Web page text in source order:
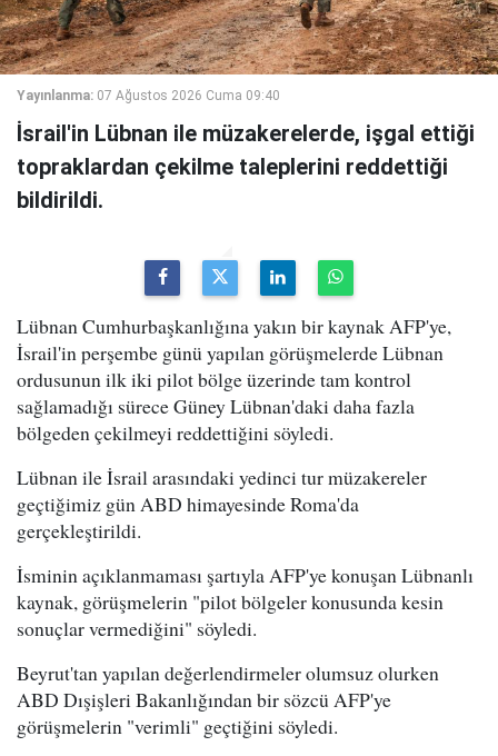
Yayınlanma: 07 Ağustos 2026 Cuma 09:40
İsrail'in Lübnan ile müzakerelerde, işgal ettiği
topraklardan çekilme taleplerini reddettiği
bildirildi.
Lübnan Cumhurbaşkanlığına yakın bir kaynak AFP'ye,
İsrail'in perşembe günü yapılan görüşmelerde Lübnan
ordusunun ilk iki pilot bölge üzerinde tam kontrol
sağlamadığı sürece Güney Lübnan'daki daha fazla
bölgeden çekilmeyi reddettiğini söyledi.
Lübnan ile İsrail arasındaki yedinci tur müzakereler
geçtiğimiz gün ABD himayesinde Roma'da
gerçekleştirildi.
İsminin açıklanmaması şartıyla AFP'ye konuşan Lübnanlı
kaynak, görüşmelerin "pilot bölgeler konusunda kesin
sonuçlar vermediğini" söyledi.
Beyrut'tan yapılan değerlendirmeler olumsuz olurken
ABD Dışişleri Bakanlığından bir sözcü AFP'ye
görüşmelerin "verimli" geçtiğini söyledi.